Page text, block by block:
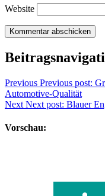
Website
Previous Previous post:
Automotive-Qualität
Next Next post: Blauer
Vorschau: